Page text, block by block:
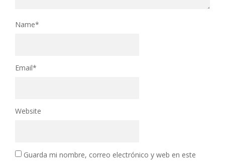
Name*
Email*
Website
Guarda mi nombre, correo electrónico y web en este